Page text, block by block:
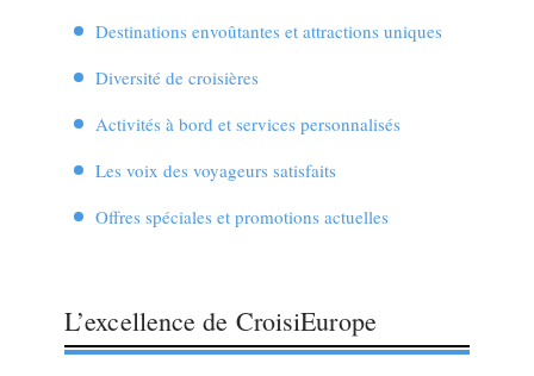
Destinations envoûtantes et attractions uniques
Diversité de croisières
Activités à bord et services personnalisés
Les voix des voyageurs satisfaits
Offres spéciales et promotions actuelles
L’excellence de CroisiEurope